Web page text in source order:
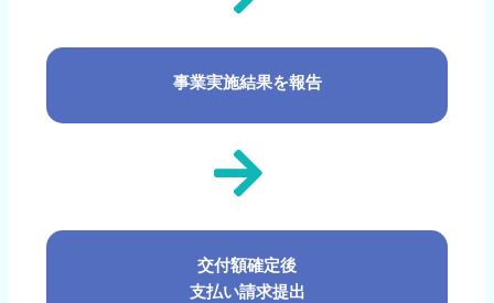
事業実施結果を報告
交付額確定後
支払い請求提出